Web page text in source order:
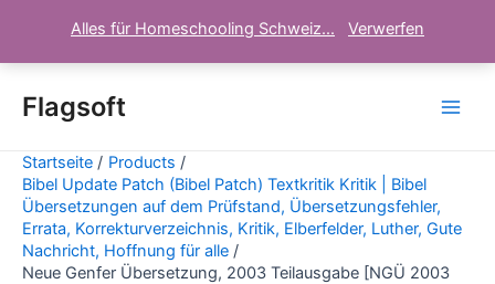
Alles für Homeschooling Schweiz... Verwerfen
Inhalt
springen
Flagsoft
Startseite
Products
Bibel Update Patch (Bibel Patch) Textkritik Kritik | Bibel
Übersetzungen auf dem Prüfstand, Übersetzungsfehler,
Errata, Korrekturverzeichnis, Kritik, Elberfelder, Luther, Gute
Nachricht, Hoffnung für alle
Neue Genfer Übersetzung, 2003 Teilausgabe [NGÜ 2003